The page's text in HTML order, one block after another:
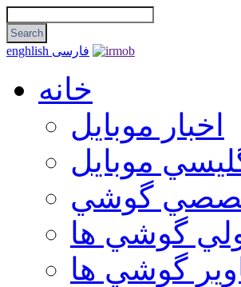
enghlish فارسی
خانه
اخبار موبایل
موبايل
گوشي
گوشي ها
گوشي ها